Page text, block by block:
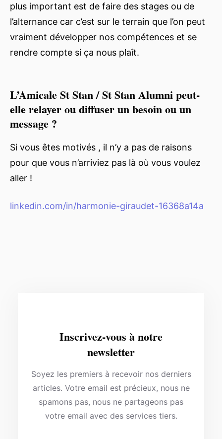
plus important est de faire des stages ou de
l’alternance car c’est sur le terrain que l’on peut
vraiment développer nos compétences et se
rendre compte si ça nous plaît.
L’Amicale St Stan / St Stan Alumni peut-
elle relayer ou diffuser un besoin ou un
message ?
Si vous êtes motivés , il n’y a pas de raisons
pour que vous n’arriviez pas là où vous voulez
aller !
linkedin.com/in/harmonie-giraudet-16368a14a
Inscrivez-vous à notre
newsletter
Soyez les premiers à recevoir nos derniers
articles. Votre email est précieux, nous ne
spamons pas, nous ne partageons pas
votre email avec des services tiers.